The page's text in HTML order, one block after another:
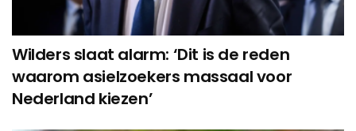
Wilders slaat alarm: ‘Dit is de reden
waarom asielzoekers massaal voor
Nederland kiezen’